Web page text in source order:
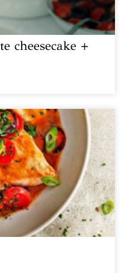
cheesecake +